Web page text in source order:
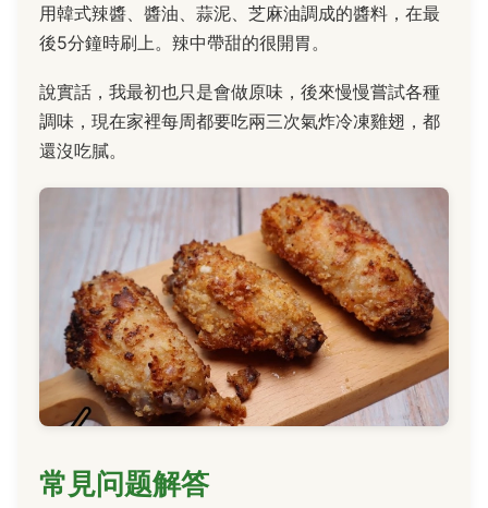
用韓式辣醬、醬油、蒜泥、芝麻油調成的醬料，在最
後5分鐘時刷上。辣中帶甜的很開胃。
說實話，我最初也只是會做原味，後來慢慢嘗試各種
調味，現在家裡每周都要吃兩三次氣炸冷凍雞翅，都
還沒吃膩。
常見问题解答